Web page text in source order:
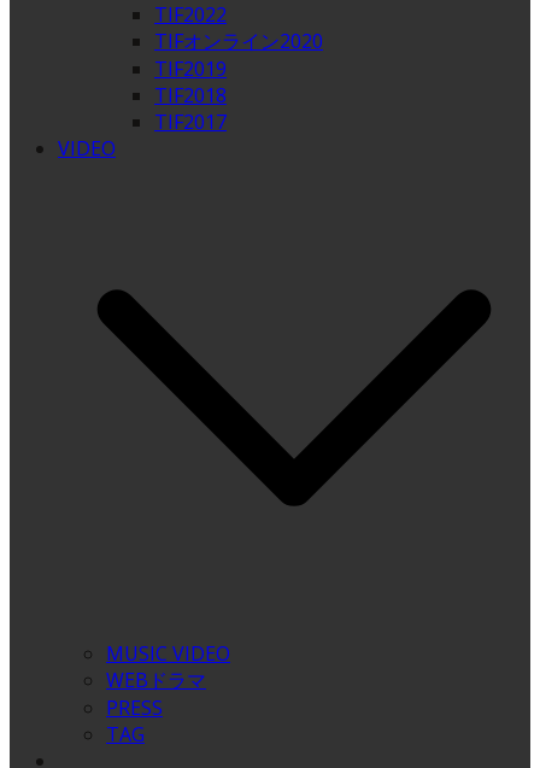
TIF2022
TIFオンライン2020
TIF2019
TIF2018
TIF2017
VIDEO
MUSIC VIDEO
WEBドラマ
PRESS
TAG